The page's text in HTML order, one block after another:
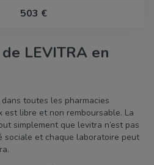
503 €
LEVITRA en
toutes les pharmacies
est libre et non remboursable. La
simplement que levitra n’est pas
sociale et chaque laboratoire peut